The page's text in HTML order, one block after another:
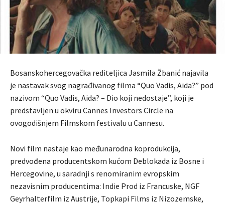
Bosanskohercegovačka rediteljica Jasmila Žbanić najavila
je nastavak svog nagrađivanog filma “Quo Vadis, Aida?” pod
nazivom “Quo Vadis, Aida? – Dio koji nedostaje”, koji je
predstavljen u okviru Cannes Investors Circle na
ovogodišnjem Filmskom festivalu u Cannesu.
Novi film nastaje kao međunarodna koprodukcija,
predvođena producentskom kućom Deblokada iz Bosne i
Hercegovine, u saradnji s renomiranim evropskim
nezavisnim producentima: Indie Prod iz Francuske, NGF
Geyrhalterfilm iz Austrije, Topkapi Films iz Nizozemske,